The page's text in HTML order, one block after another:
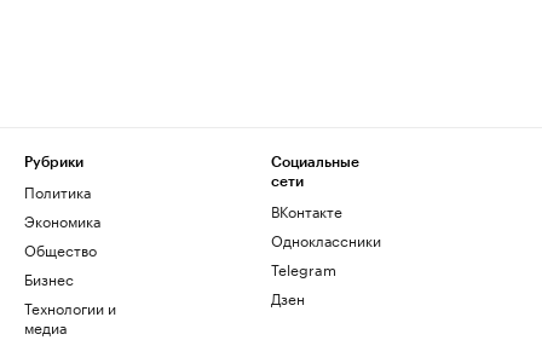
Рубрики
Политика
Экономика
Общество
Бизнес
Технологии и
медиа
Социальные
сети
ВКонтакте
Одноклассники
Telegram
Дзен